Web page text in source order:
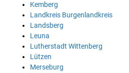
Kemberg
Landkreis Burgenlandkreis
Landsberg
Leuna
Lutherstadt Wittenberg
Lützen
Merseburg